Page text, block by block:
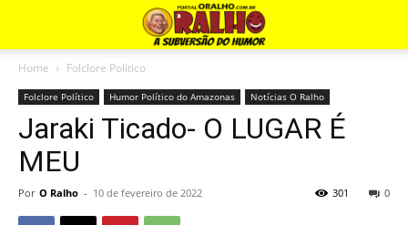
Home Folclore Político
Folclore Político Humor Político do Amazonas Notícias O Ralho
Jaraki Ticado- O LUGAR É
MEU
Por O Ralho - 10 de fevereiro de 2022 0
301